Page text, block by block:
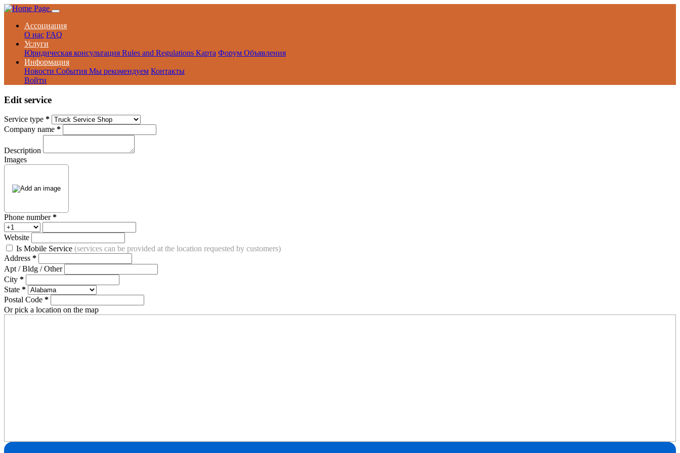
Ассоциация
О нас FAQ
Услуги
Юридическая консультация Rules and Regulations Карта Форум Объявления
Информация
Новости События Мы рекомендуем Контакты
Войти
Edit service
Service type *
Company name *
Description
Images
Phone number*
Website
Is Mobile Service (services can be provided at the location requested by customers)
Address *
Apt / Bldg / Other
City *
State *
Postal Code *
Or pick a location on the map